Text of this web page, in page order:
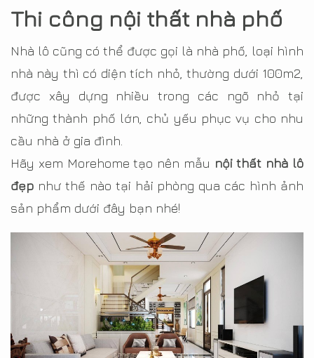
Thi công nội thất nhà phố
Nhà lô cũng có thể được gọi là nhà phố, loại hình
nhà này thì có diện tích nhỏ, thường dưới 100m2,
được xây dựng nhiều trong các ngõ nhỏ tại
những thành phố lớn, chủ yếu phục vụ cho nhu
cầu nhà ở gia đình.
Hãy xem Morehome tạo nên mẫu nội thất nhà lô
đẹp như thế nào tại hải phòng qua các hình ảnh
sản phẩm dưới đây bạn nhé!